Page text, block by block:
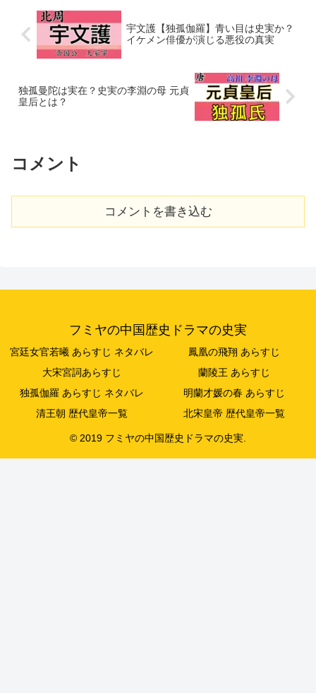
宇文護【独孤伽羅】青い目は史実か？
イケメン俳優が演じる悪役の真実
独孤曼陀は実在？史実の李淵の母 元貞
皇后とは？
コメント
コメントを書き込む
フミヤの中国歴史ドラマの史実
宮廷女官若曦 あらすじ ネタバレ
鳳凰の飛翔 あらすじ
大宋宮詞あらすじ
蘭陵王 あらすじ
独孤伽羅 あらすじ ネタバレ
明蘭才媛の春 あらすじ
清王朝 歴代皇帝一覧
北宋皇帝 歴代皇帝一覧
© 2019 フミヤの中国歴史ドラマの史実.